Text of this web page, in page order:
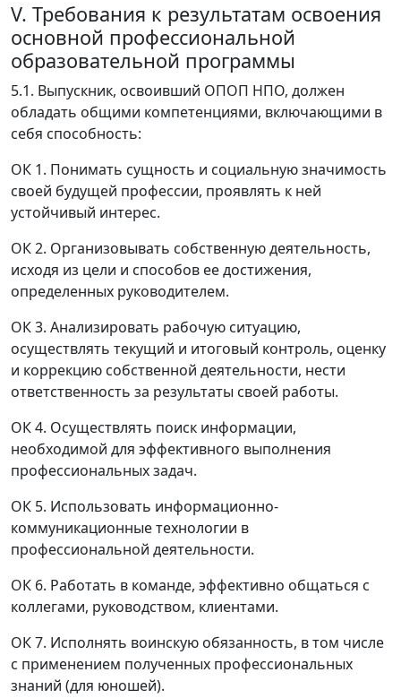
V. Требования к результатам освоения
основной профессиональной
образовательной программы
5.1. Выпускник, освоивший ОПОП НПО, должен
обладать общими компетенциями, включающими в
себя способность:
ОК 1. Понимать сущность и социальную значимость
своей будущей профессии, проявлять к ней
устойчивый интерес.
ОК 2. Организовывать собственную деятельность,
исходя из цели и способов ее достижения,
определенных руководителем.
ОК 3. Анализировать рабочую ситуацию,
осуществлять текущий и итоговый контроль, оценку
и коррекцию собственной деятельности, нести
ответственность за результаты своей работы.
ОК 4. Осуществлять поиск информации,
необходимой для эффективного выполнения
профессиональных задач.
ОК 5. Использовать информационно-
коммуникационные технологии в
профессиональной деятельности.
ОК 6. Работать в команде, эффективно общаться с
коллегами, руководством, клиентами.
ОК 7. Исполнять воинскую обязанность, в том числе
с применением полученных профессиональных
знаний (для юношей).